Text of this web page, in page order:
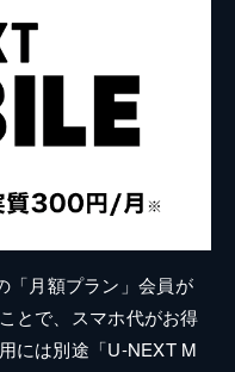
「月額プラン」会員が
とで、スマホ代がお得
には別途「U-NEXT M